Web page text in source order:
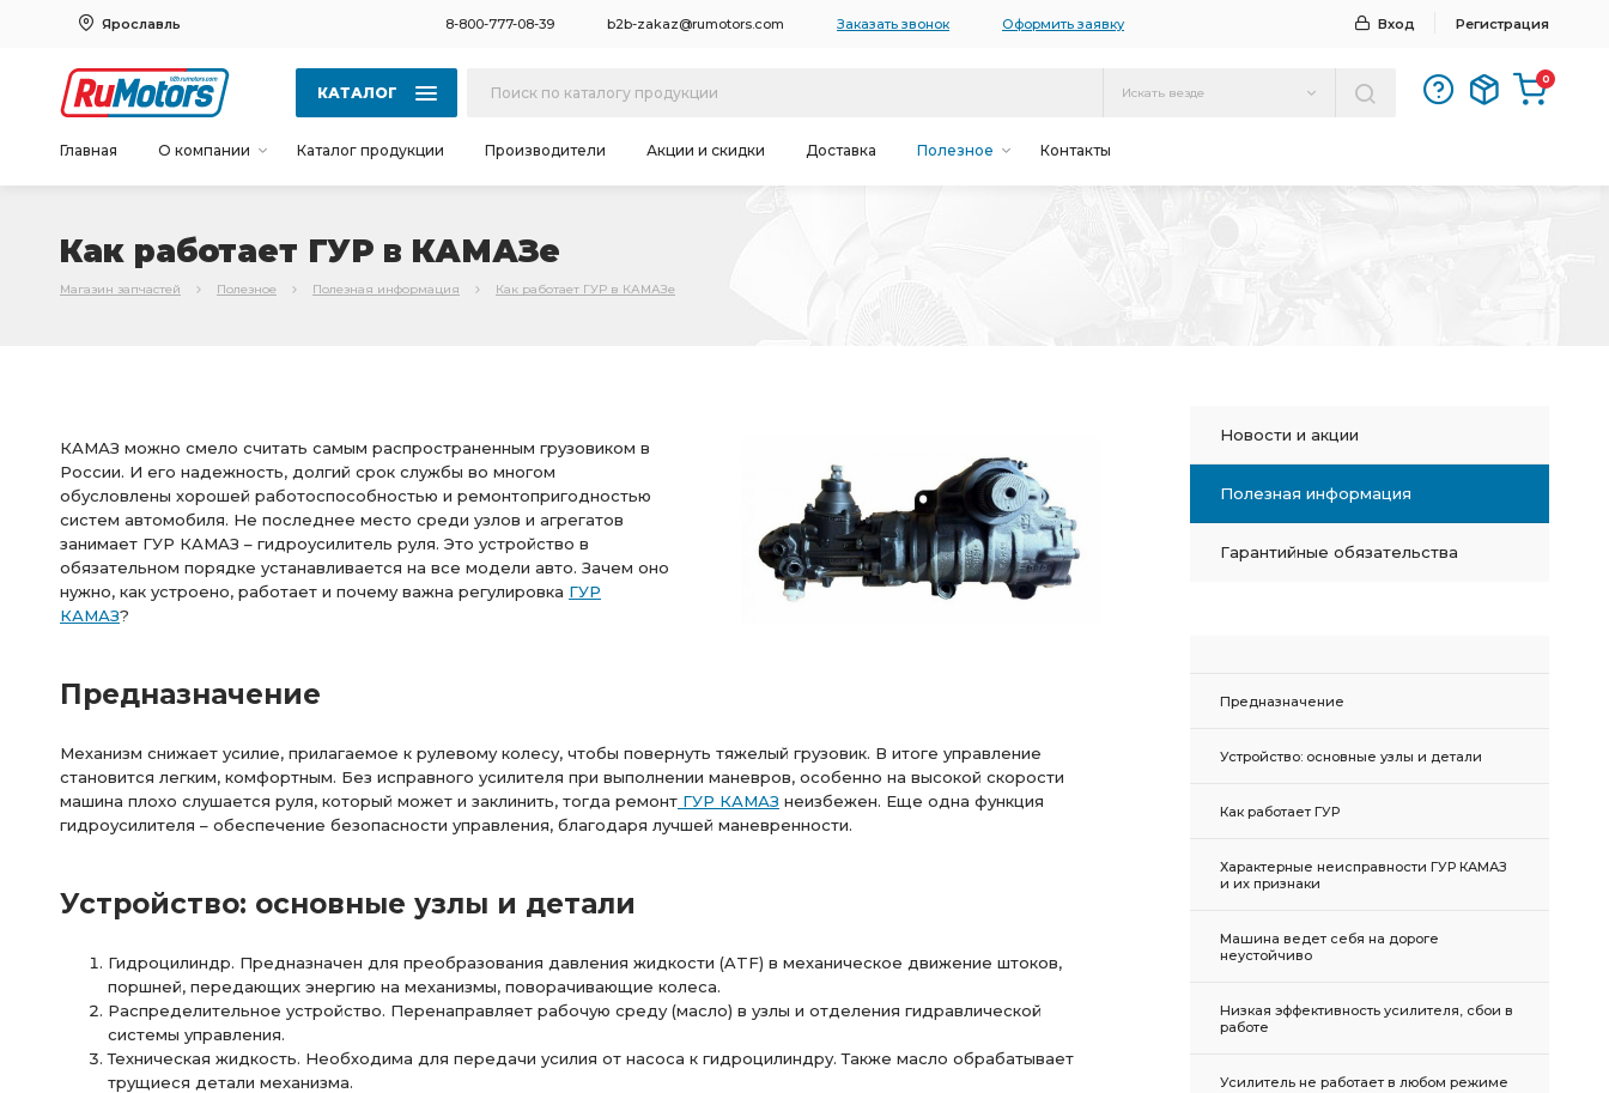
Ярославль 8-800-777-08-39 b2b-zakaz@rumotors.com Заказать звонок Оформить заявку Вход Регистрация
КАТАЛОГ Искать везде
0
Главная О компании Каталог продукции Производители Акции и скидки Доставка Полезное Контакты
Как работает ГУР в КАМАЗе
Магазин запчастей Полезное Полезная информация Как работает ГУР в КАМАЗе
КАМАЗ можно смело считать самым распространенным грузовиком в
России. И его надежность, долгий срок службы во многом
обусловлены хорошей работоспособностью и ремонтопригодностью
систем автомобиля. Не последнее место среди узлов и агрегатов
занимает ГУР КАМАЗ – гидроусилитель руля. Это устройство в
обязательном порядке устанавливается на все модели авто. Зачем оно
нужно, как устроено, работает и почему важна регулировка ГУР
КАМАЗ?
Предназначение
Механизм снижает усилие, прилагаемое к рулевому колесу, чтобы повернуть тяжелый грузовик. В итоге управление
становится легким, комфортным. Без исправного усилителя при выполнении маневров, особенно на высокой скорости
машина плохо слушается руля, который может и заклинить, тогда ремонт ГУР КАМАЗ неизбежен. Еще одна функция
гидроусилителя – обеспечение безопасности управления, благодаря лучшей маневренности.
Устройство: основные узлы и детали
Гидроцилиндр. Предназначен для преобразования давления жидкости (ATF) в механическое движение штоков,
поршней, передающих энергию на механизмы, поворачивающие колеса.
Распределительное устройство. Перенаправляет рабочую среду (масло) в узлы и отделения гидравлической
системы управления.
Техническая жидкость. Необходима для передачи усилия от насоса к гидроцилиндру. Также масло обрабатывает
трущиеся детали механизма.
Новости и акции
Полезная информация
Гарантийные обязательства
Предназначение
Устройство: основные узлы и детали
Как работает ГУР
Характерные неисправности ГУР КАМАЗ
и их признаки
Машина ведет себя на дороге
неустойчиво
Низкая эффективность усилителя, сбои в
работе
Усилитель не работает в любом режиме